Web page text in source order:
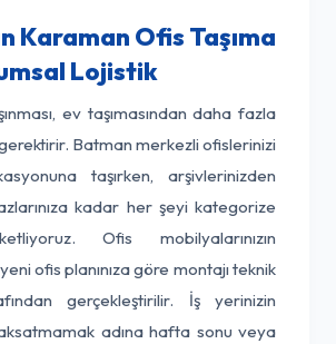
Karaman Ofis Taşıma
Lojistik
ev taşımasından daha fazla
Batman merkezli ofislerinizi
taşırken, arşivlerinizden
kadar her şeyi kategorize
Ofis mobilyalarınızın
ofis planınıza göre montajı teknik
gerçekleştirilir. İş yerinizin
adına hafta sonu veya